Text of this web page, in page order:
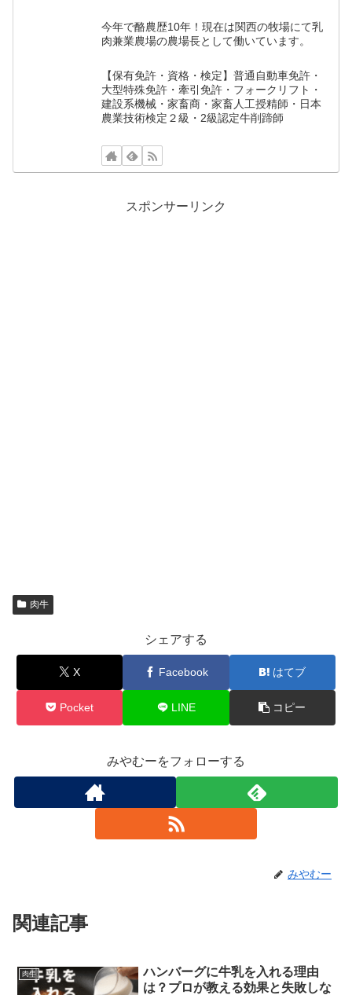
今年で酪農歴10年！現在は関西の牧場にて乳
肉兼業農場の農場長として働いています。
【保有免許・資格・検定】普通自動車免許・
大型特殊免許・牽引免許・フォークリフト・
建設系機械・家畜商・家畜人工授精師・日本
農業技術検定２級・2級認定牛削蹄師
スポンサーリンク
肉牛
シェアする
X Facebook はてブ
Pocket LINE コピー
みやむーをフォローする
みやむー
関連記事
肉牛
ハンバーグに牛乳を入れる理由
は？プロが教える効果と失敗しな